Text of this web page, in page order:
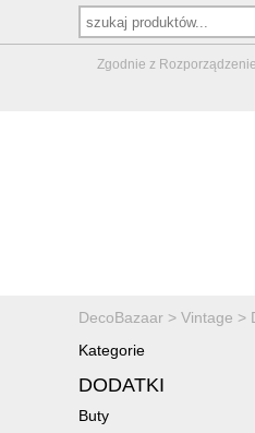
Zgodnie z
DecoBazaar > Vintage >
Kategorie
DODATKI
Buty